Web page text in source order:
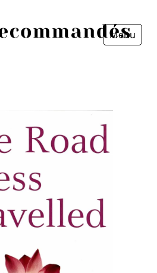
Menu
recommandés
Fermer